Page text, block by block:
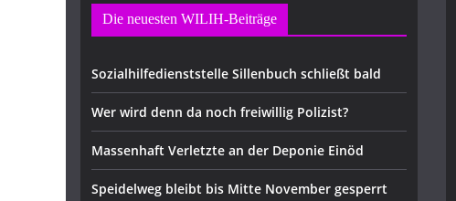
Die neuesten WILIH-Beiträge
Sozialhilfedienststelle Sillenbuch schließt bald
Wer wird denn da noch freiwillig Polizist?
Massenhaft Verletzte an der Deponie Einöd
Speidelweg bleibt bis Mitte November gesperrt